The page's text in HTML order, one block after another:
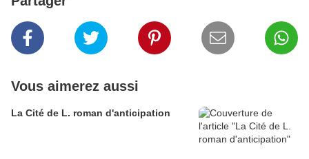
Vous aimerez aussi
La Cité de L. roman d'anticipation